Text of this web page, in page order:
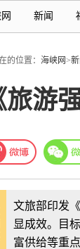
新闻
的位置： 海峡网>
旅游
文旅部印发
显成效。目
富供给等重点